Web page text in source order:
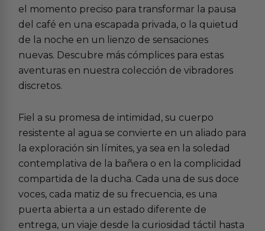
el momento preciso para transformar la pausa
del café en una escapada privada, o la quietud
de la noche en un lienzo de sensaciones
nuevas. Descubre más cómplices para estas
aventuras en nuestra colección devibradores
discretos.
Fiel a su promesa de intimidad, su cuerpo
resistente al agua se convierte en un aliado para
la exploración sin límites, ya sea en la soledad
contemplativa de la bañera o en la complicidad
compartida de la ducha. Cada una de sus doce
voces, cada matiz de su frecuencia, es una
puerta abierta a un estado diferente de
entrega, un viaje desde la curiosidad táctil hasta